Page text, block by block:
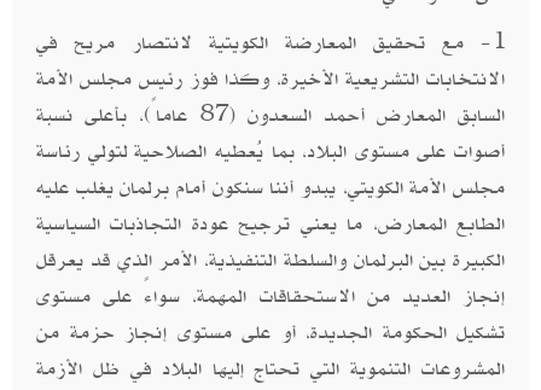
1- مع تحقيق المعارضة الكويتية لانتصار مريح في
الانتخابات التشريعية الأخيرة، وكذا فوز رئيس مجلس الأمة
السابق المعارض أحمد السعدون (87 عاماً)، بأعلى نسبة
أصوات على مستوى البلاد، بما يُعطيه الصلاحية لتولي رئاسة
مجلس الأمة الكويتي، يبدو أننا سنكون أمام برلمان يغلب عليه
الطابع المعارض، ما يعني ترجيح عودة التجاذبات السياسية
الكبيرة بين البرلمان والسلطة التنفيذية، الأمر الذي قد يعرقل
إنجاز العديد من الاستحقاقات المهمة، سواءً على مستوى
تشكيل الحكومة الجديدة، أو على مستوى إنجاز حزمة من
المشروعات التنموية التي تحتاج إليها البلاد في ظل الأزمة